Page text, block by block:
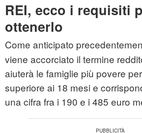
REI, ecco i requisiti
ottenerlo
Come anticipato
viene accorciato il termine
aiuterà le famiglie più povere
superiore ai 18 mesi e
una cifra fra i 190 e i 485 euro